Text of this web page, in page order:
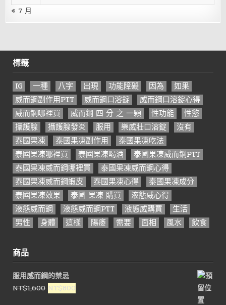
« 7 月
標籤
IG 一種 八字 出現 功能障礙 因為
如果
威而鋼副作用PTT
威而鋼口溶錠
威而鋼口溶錠心得
威而鋼哪裡買
威而鋼 四 分 之 一顆 性功能
性慾
攝護腺
攝護腺發炎 服用 樂威壯口溶錠
沒有
泰國果凍
泰國果凍副作用
泰國果凍吃法
泰國果凍哪裡買
泰國果凍喝酒
泰國果凍威而鋼PTT
泰國果凍威而鋼哪裡買
泰國果凍威而鋼心得
泰國果凍威而鋼蝦皮
泰國果凍心得
泰國果凍成分
泰國果凍效果
泰國 果凍 購買
液態威心得
液態威而鋼
液態威而鋼PTT 液態威購買
生活
男性
身體 這樣 陽痿 需要 面相 風水 飲食
商品
服用威而鋼的禁忌
NT$1,600 原
NT$800